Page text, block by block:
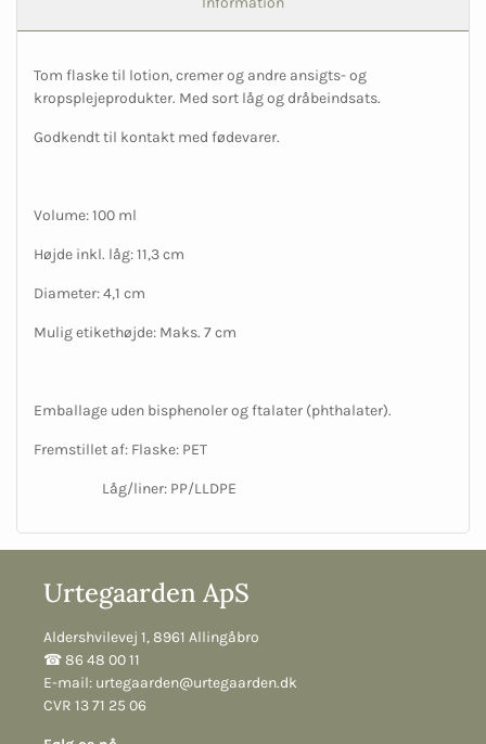
Tom flaske til lotion, cremer og andre ansigts- og
kropsplejeprodukter. Med sort låg og dråbeindsats.
Godkendt til kontakt med fødevarer.
Volume: 100 ml
Højde inkl. låg: 11,3 cm
Diameter: 4,1 cm
Mulig etikethøjde: Maks. 7 cm
Emballage uden bisphenoler og ftalater (phthalater).
Fremstillet af: Flaske: PET
Låg/liner: PP/LLDPE
Urtegaarden ApS
Aldershvilevej 1, 8961 Allingåbro
☎︎ 86 48 00 11
E-mail: urtegaarden@urtegaarden.dk
CVR 13 71 25 06